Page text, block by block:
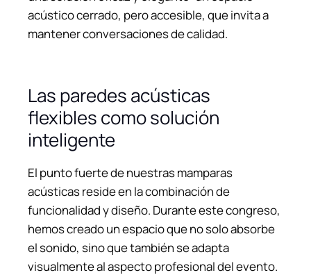
acústico cerrado, pero accesible, que invita a
mantener conversaciones de calidad.
Las paredes acústicas
flexibles como solución
inteligente
El punto fuerte de nuestras mamparas
acústicas reside en la combinación de
funcionalidad y diseño. Durante este congreso,
hemos creado un espacio que no solo absorbe
el sonido, sino que también se adapta
visualmente al aspecto profesional del evento.